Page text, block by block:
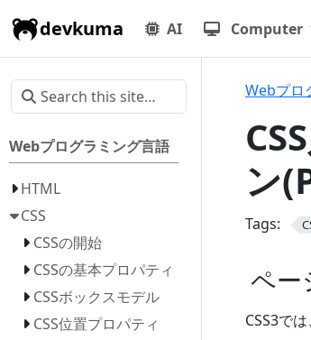
devkuma AI Computer
Webプログラミング言語
HTML
CSS
CSSの開始
CSSの基本プロパティ
CSSボックスモデル
CSS位置プロパティ
Webプロ
ン
Tags:
ペー
CSS3で